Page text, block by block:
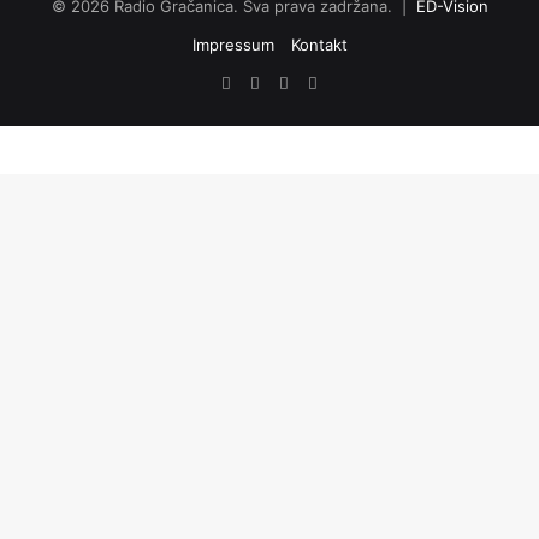
© 2026 Radio Gračanica. Sva prava zadržana. | ED-Vision
Impressum
Kontakt